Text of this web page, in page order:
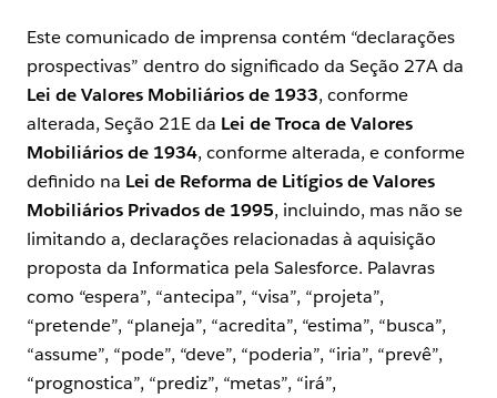
Este comunicado de imprensa contém “declarações
prospectivas” dentro do significado da Seção 27A da
Lei de Valores Mobiliários de 1933, conforme
alterada, Seção 21E da Lei de Troca de Valores
Mobiliários de 1934, conforme alterada, e conforme
definido na Lei de Reforma de Litígios de Valores
Mobiliários Privados de 1995, incluindo, mas não se
limitando a, declarações relacionadas à aquisição
proposta da Informatica pela Salesforce. Palavras
como “espera”, “antecipa”, “visa”, “projeta”,
“pretende”, “planeja”, “acredita”, “estima”, “busca”,
“assume”, “pode”, “deve”, “poderia”, “iria”, “prevê”,
“prognostica”, “prediz”, “metas”, “irá”,